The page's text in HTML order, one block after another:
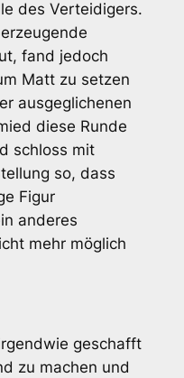
des Verteidigers.
fand jedoch
Matt zu setzen
ausgeglichenen
diese Runde
schloss mit
so, dass
Figur
anderes
mehr möglich
geschafft
zu machen und